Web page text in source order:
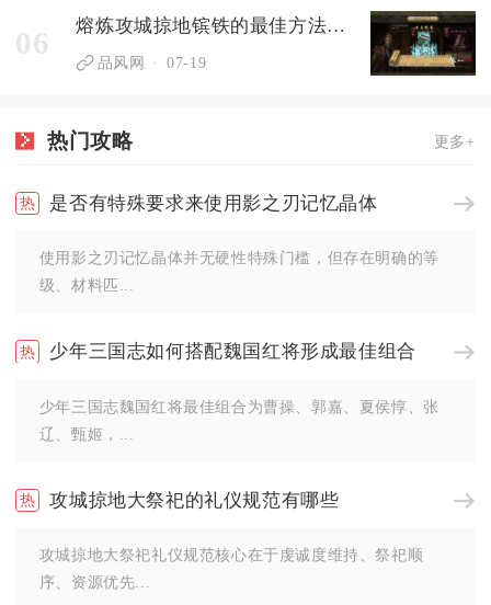
06 熔炼攻城掠地镔铁的最佳方法是什么
品风网 07-19
热门攻略 更多+
是否有特殊要求来使用影之刃记忆晶体
使用影之刃记忆晶体并无硬性特殊门槛，但存在明确的等
级、材料匹...
少年三国志如何搭配魏国红将形成最佳组合
少年三国志魏国红将最佳组合为曹操、郭嘉、夏侯惇、张
辽、甄姬，...
攻城掠地大祭祀的礼仪规范有哪些
攻城掠地大祭祀礼仪规范核心在于虔诚度维持、祭祀顺
序、资源优先...